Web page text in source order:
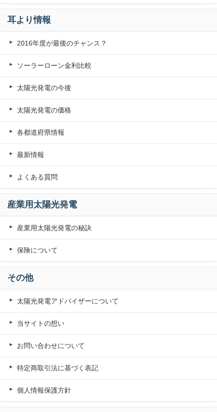
耳より情報
2016年度が最後のチャンス？
ソーラーローン金利比較
太陽光発電の今後
太陽光発電の価格
各都道府県情報
最新情報
よくある質問
産業用太陽光発電
産業用太陽光発電の秘訣
保険について
その他
太陽光発電アドバイザーについて
当サイトの想い
お問い合わせについて
特定商取引法に基づく表記
個人情報保護方針